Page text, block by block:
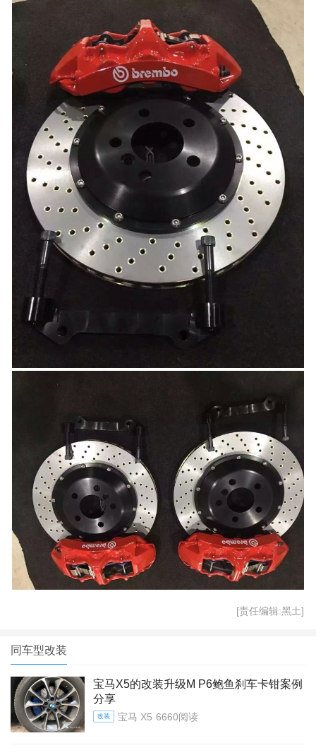
[责任编辑:黑土]
同车型改装
宝马X5的改装升级M P6鲍鱼刹车卡钳案例
分享
改装 宝马 X5 6660阅读